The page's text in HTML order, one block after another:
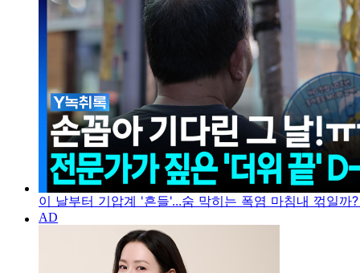
이 날부터 기압계 '흔들'...숨 막히는 폭염 마침내 꺾일까